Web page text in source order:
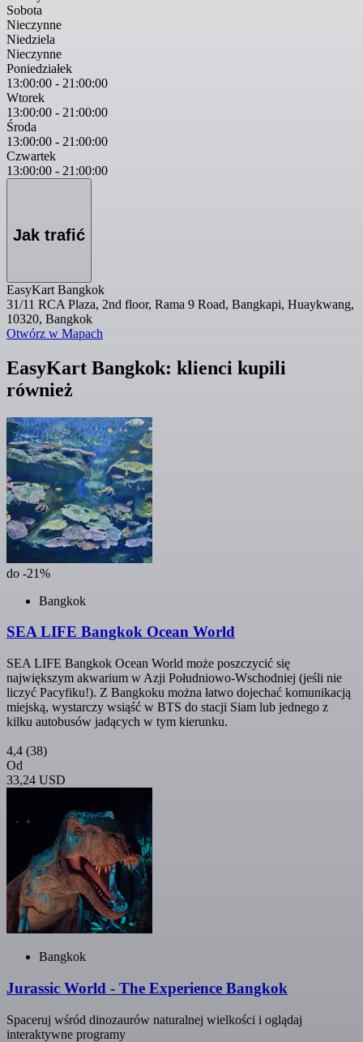
Sobota
Nieczynne
Niedziela
Nieczynne
Poniedziałek
13:00:00 - 21:00:00
Wtorek
13:00:00 - 21:00:00
Środa
13:00:00 - 21:00:00
Czwartek
13:00:00 - 21:00:00
Jak trafić
EasyKart Bangkok
31/11 RCA Plaza, 2nd floor, Rama 9 Road, Bangkapi, Huaykwang,
10320, Bangkok
Otwórz w Mapach
EasyKart Bangkok: klienci kupili
również
do -21%
Bangkok
SEA LIFE Bangkok Ocean World
SEA LIFE Bangkok Ocean World może poszczycić się
największym akwarium w Azji Południowo-Wschodniej (jeśli nie
liczyć Pacyfiku!). Z Bangkoku można łatwo dojechać komunikacją
miejską, wystarczy wsiąść w BTS do stacji Siam lub jednego z
kilku autobusów jadących w tym kierunku.
4,4 (38)
Od
33,24 USD
Bangkok
Jurassic World - The Experience Bangkok
Spaceruj wśród dinozaurów naturalnej wielkości i oglądaj
interaktywne programy